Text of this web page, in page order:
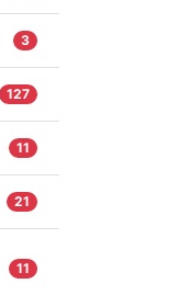
3
127
11
21
11